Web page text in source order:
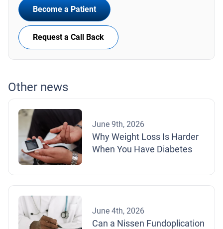
Become a Patient
Request a Call Back
Other news
June 9th, 2026
Why Weight Loss Is Harder
When You Have Diabetes
June 4th, 2026
Can a Nissen Fundoplication